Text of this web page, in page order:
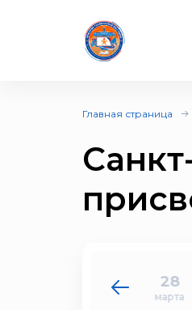
Главная страница
27
марта
28
марта